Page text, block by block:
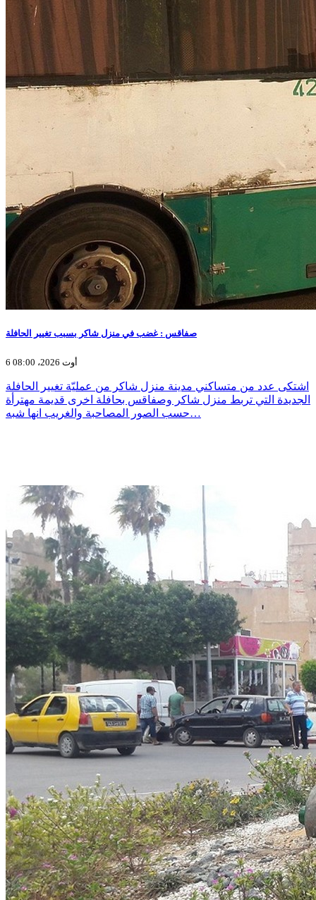
صفاقس : غضب في منزل شاكر بسبب تغيير الحافلة
6 أوت 2026، 08:00
اشتكى عدد من متساكني مدينة منزل شاكر من عمليّة تغيير الحافلة
الجديدة التي تربط منزل شاكر وصفاقس بحافلة اخرى قديمة مهترأة
حسب الصور المصاحبة والغريب انها شبه…